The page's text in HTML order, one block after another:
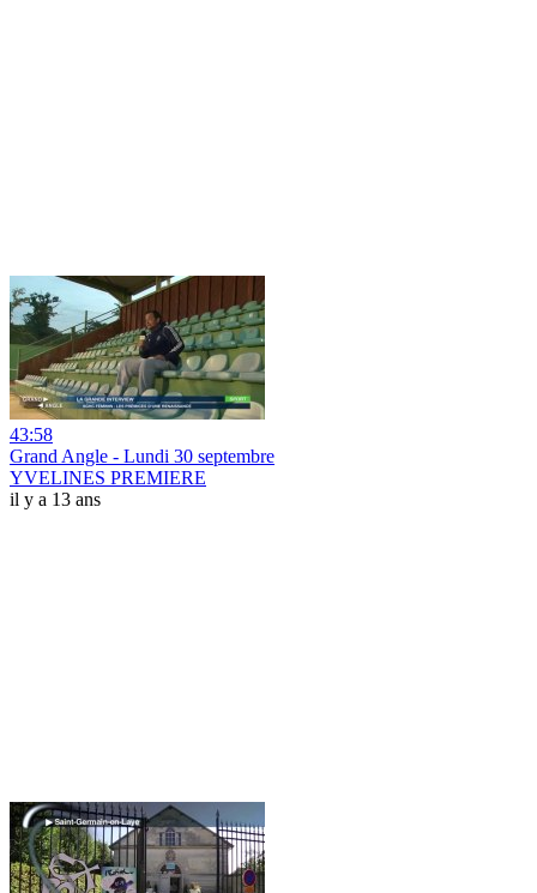
43:58
Grand Angle - Lundi 30 septembre
YVELINES PREMIERE
il y a 13 ans